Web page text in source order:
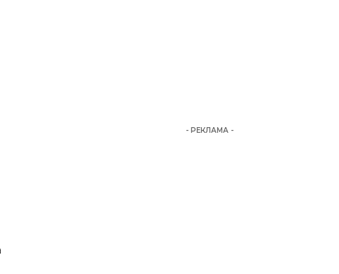
- РЕКЛАМА -